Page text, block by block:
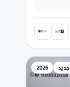
جديد 2026